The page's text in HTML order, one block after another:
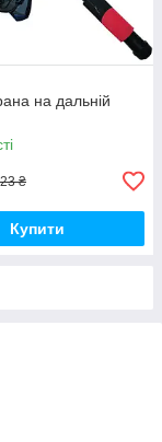
на дальній
₴
Купити